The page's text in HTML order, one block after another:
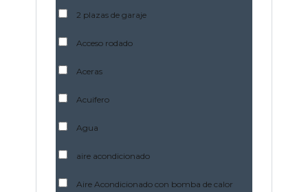
2 plazas de garaje
Acceso rodado
Aceras
Acuifero
Agua
aire acondicionado
Aire Acondicionado con bomba de calor